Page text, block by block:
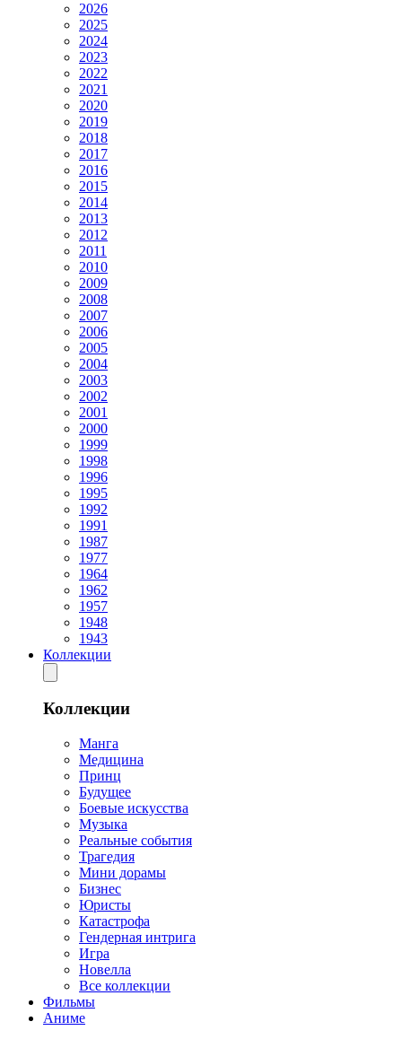
2026
2025
2024
2023
2022
2021
2020
2019
2018
2017
2016
2015
2014
2013
2012
2011
2010
2009
2008
2007
2006
2005
2004
2003
2002
2001
2000
1999
1998
1996
1995
1992
1991
1987
1977
1964
1962
1957
1948
1943
Коллекции
Коллекции
Манга
Медицина
Принц
Будущее
Боевые искусства
Музыка
Реальные события
Трагедия
Мини дорамы
Бизнес
Юристы
Катастрофа
Гендерная интрига
Игра
Новелла
Все коллекции
Фильмы
Аниме